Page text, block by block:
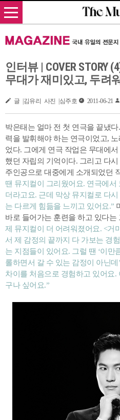
인터뷰 | COVER STORY
무대가 재미있고, 두려
글 |김유리 사진 |심주호 2011-06-21
박은태는 얼마 전 첫 연극을 끝냈
력을 발휘해야 하는 연극이었고,
었다. 그에게 연극 작업은 무대에
했던 자립의 기억이다. 그리고 다
주인공으로 대중에게 소개되었던
땐 뮤지컬이 그리웠어요. 연극에서
더라고요. 근데 막상 뮤지컬로 다
는 다르게 힘듦을 느끼고 있어요.”
바로 들어가는 훈련을 하고 있다는
제 뮤지컬이 더 어려워졌어요. <거
서 제 감정의 끝까지 다 가보는 경
는 지점들이 있어요. 그럴 땐 ‘이만
롤하면서 갈 수 있는 감정이 아닌
차이를 처음으로 경험하고 있어요.
구나 싶어요.”